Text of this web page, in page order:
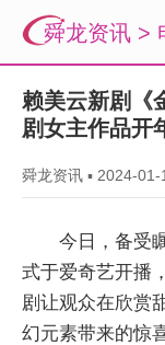
舜龙资讯 >
赖美云新剧《
剧女主作品开
舜龙资讯 ▪ 2024-01-
今日，备受
式于爱奇艺开播
剧让观众在欣赏
幻元素带来的惊